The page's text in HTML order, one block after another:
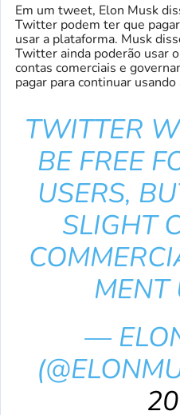
Em um tweet, Elon Musk
Twitter podem ter que
usar a plataforma. Musk
Twitter ainda poderão usar
contas comerciais e
pagar para continuar
TWITTER
BE FREE
USERS,
SLIGHT
MENT
—